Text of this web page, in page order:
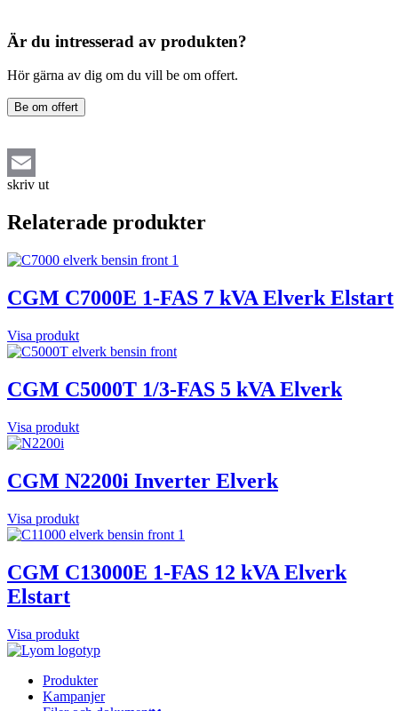
Är du intresserad av produkten?
Hör gärna av dig om du vill be om offert.
Be om offert
Email
skriv ut
Relaterade produkter
CGM C7000E 1-FAS 7 kVA Elverk Elstart
Visa produkt
CGM C5000T 1/3-FAS 5 kVA Elverk
Visa produkt
CGM N2200i Inverter Elverk
Visa produkt
CGM C13000E 1-FAS 12 kVA Elverk
Elstart
Visa produkt
Produkter
Kampanjer